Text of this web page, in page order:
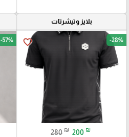
بلايز وتيشرتات
favorite_border -28%
280 ₪ 200 ₪
-57%